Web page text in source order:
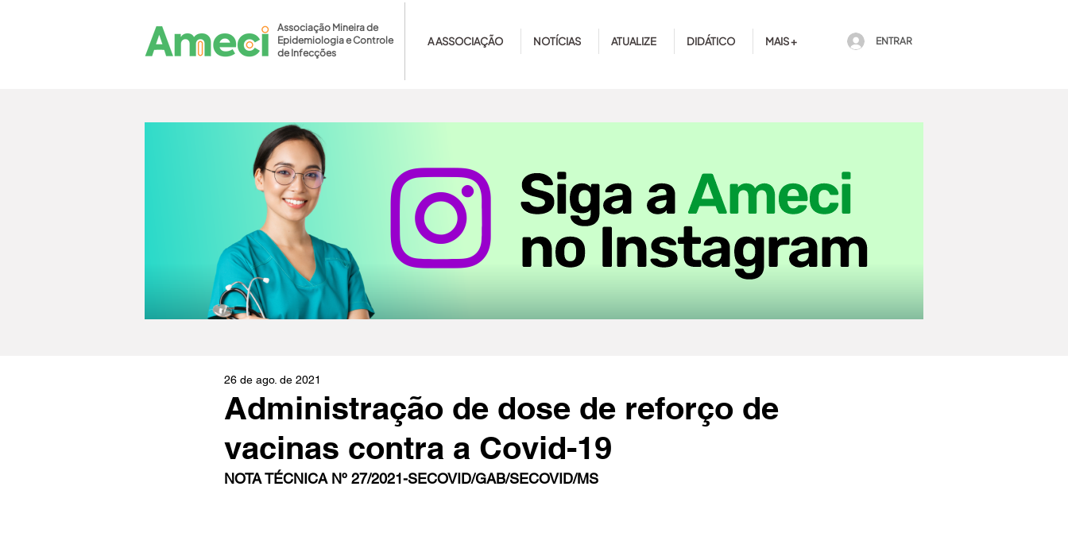
Associação Mineira de
Epidemiologia e Controle
de Infecções
A ASSOCIAÇÃO NOTÍCIAS ATUALIZE DIDÁTICO MAIS + ENTRAR
Administração de dose de reforço de
vacinas contra a Covid-19
26 de ago. de 2021
NOTA TÉCNICA Nº 27/2021-SECOVID/GAB/SECOVID/MS